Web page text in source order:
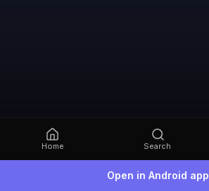
Home Search
Open in Android app